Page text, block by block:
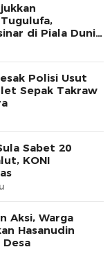
di Piala Dunia
Polisi Usut
Sepak Takraw
Sabet 20
KONI
Aksi, Warga
Hasanudin